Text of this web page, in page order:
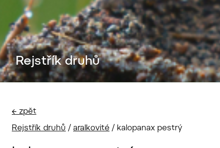
Rejstřík druhů
← zpět
Rejstřík druhů / aralkovité / kalopanax pestrý